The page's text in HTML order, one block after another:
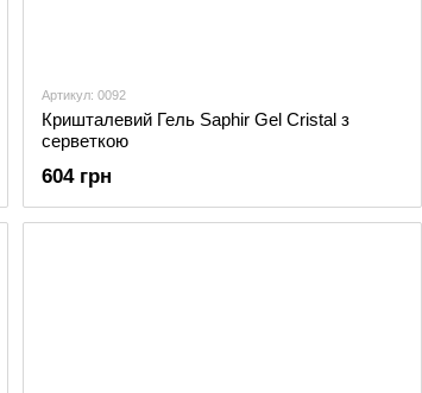
Артикул: 0092
Кришталевий Гель Saphir Gel Cristal з
серветкою
604 грн